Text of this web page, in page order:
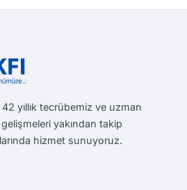
42 yıllık tecrübemiz ve uzman
yakından takip
hizmet sunuyoruz.